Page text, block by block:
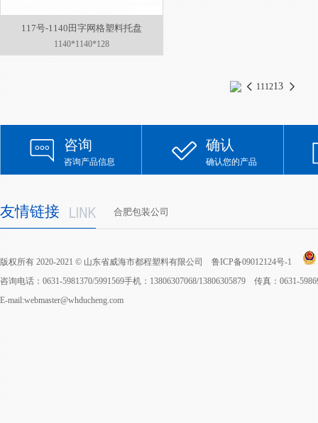
117号-1140田字网格塑料托盘
1140*1140*128
111213
咨询
咨询产品信息
确认
确认您的产品
友情链接 合肥包装公司
版权所有 2020-2021 © 山东省威海市都程塑料有限公司 鲁ICP备09012124号-1
咨询电话：0631-5981370/5991569手机：13806307068/13806305879 传真：0631-
E-mail:webmaster@whducheng.com